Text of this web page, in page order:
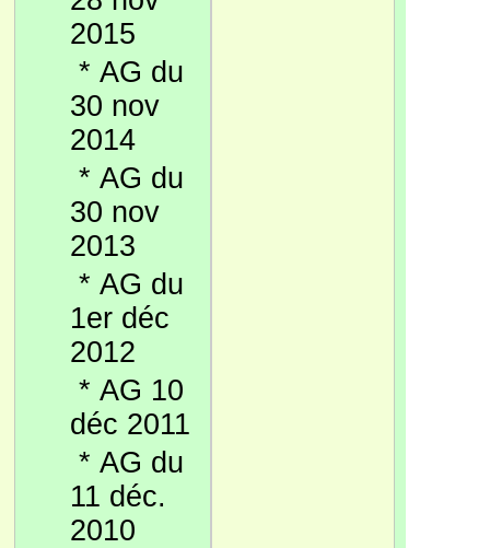
2015
* AG du
30 nov
2014
* AG du
30 nov
2013
* AG du
1er déc
2012
* AG 10
déc 2011
* AG du
11 déc.
2010